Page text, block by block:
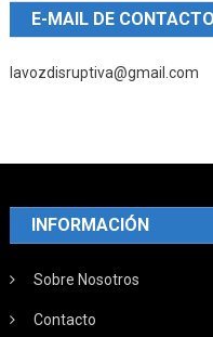
E-MAIL DE
lavozdisruptiva@gmail.com
INFORMACIÓN
Sobre Nosotros
Contacto